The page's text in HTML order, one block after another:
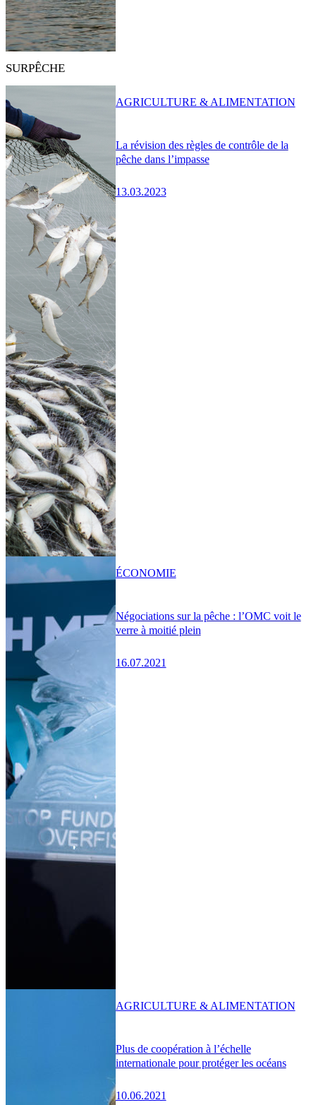
SURPÊCHE
La révision des règles de contrôle de la
pêche dans l’impasse
13.03.2023
AGRICULTURE & ALIMENTATION
Négociations sur la pêche : l’OMC voit le
verre à moitié plein
16.07.2021
ÉCONOMIE
Plus de coopération à l’échelle
internationale pour protéger les océans
10.06.2021
AGRICULTURE & ALIMENTATION